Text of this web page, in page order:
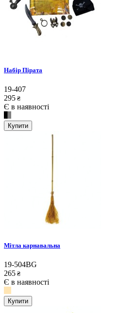
Набір Пірата
19-407
295 ₴
Є в наявності
Купити
Мітла карнавальна
19-504BG
265 ₴
Є в наявності
Купити